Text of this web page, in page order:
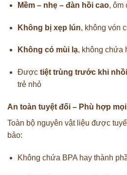
Mềm – nhẹ – đàn hồi cao, ôm
Không bị xẹp lún, không vón
Không có mùi lạ, không chứa
Được tiệt trùng trước khi nhồi
trẻ nhỏ
An toàn tuyệt đối – Phù hợp
Toàn bộ nguyên vật liệu được
bảo:
Không chứa BPA hay thành